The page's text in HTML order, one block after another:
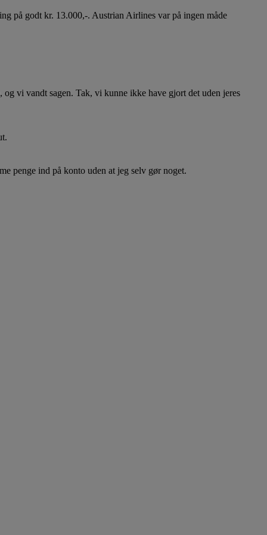
på godt kr. 13.000,-. Austrian Airlines var på ingen måde
vi vandt sagen. Tak, vi kunne ikke have gjort det uden jeres
penge ind på konto uden at jeg selv gør noget.